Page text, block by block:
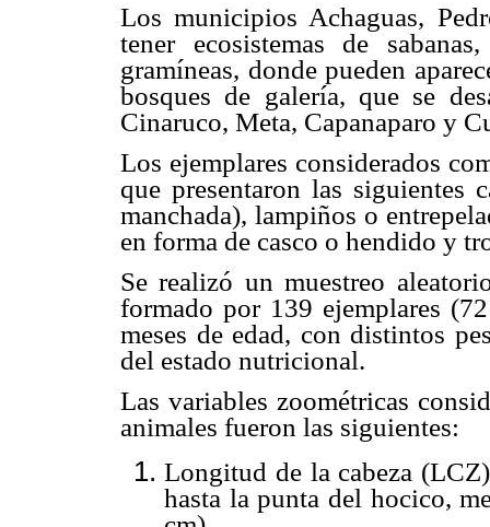
Los municipios Achaguas,
tener ecosistemas de
gramíneas, donde pueden
bosques de galería, que se
Cinaruco, Meta, Capanaparo y
Los ejemplares considerados
que presentaron las siguientes
manchada), lampiños o
en forma de casco o hendido y
Se realizó un muestreo
formado por 139 ejemplares
meses de edad, con distintos
del estado nutricional.
Las variables zoométricas
animales fueron las siguientes:
Longitud de la cabeza
hasta la punta del hocico,